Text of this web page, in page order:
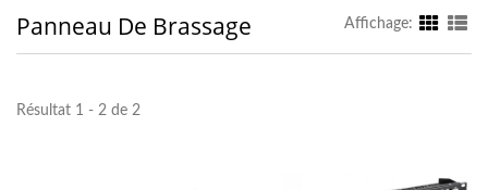
Panneau De Brassage Affichage:
Résultat 1 - 2 de 2